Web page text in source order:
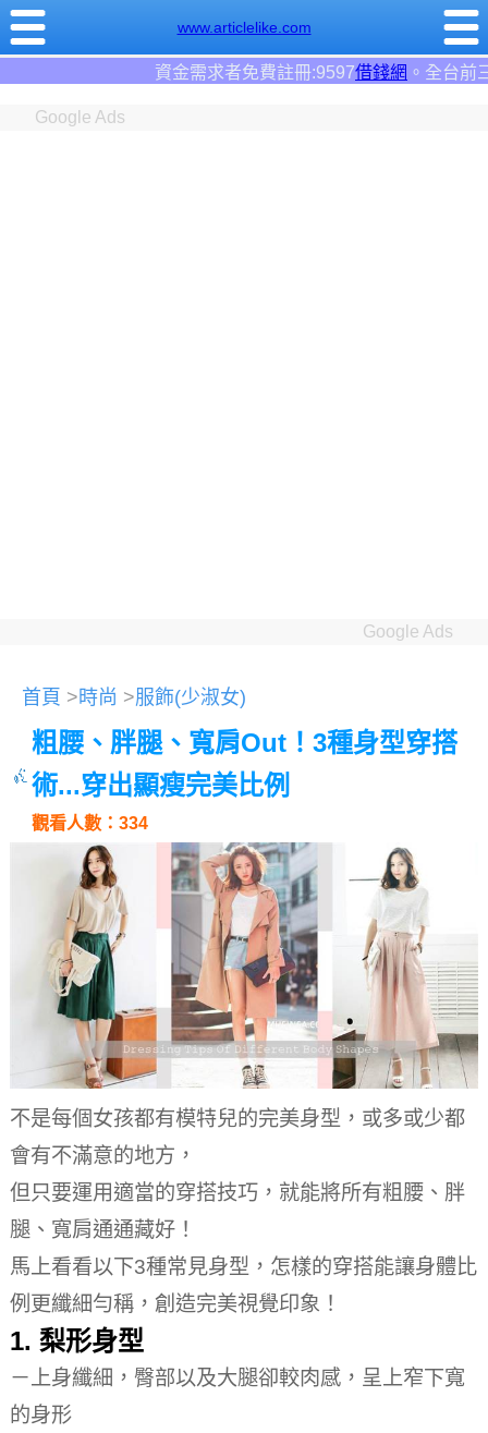
www.articlelike.com
借錢網。全台前三大借錢網站！
Google Ads
Google Ads
首頁 >時尚 >服飾(少淑女)
粗腰、胖腿、寬肩Out！3種身型穿搭
術...穿出顯瘦完美比例
觀看人數：334
不是每個女孩都有模特兒的完美身型，或多或少都
會有不滿意的地方，
但只要運用適當的穿搭技巧，就能將所有粗腰、胖
腿、寬肩通通藏好！
馬上看看以下3種常見身型，怎樣的穿搭能讓身體比
例更纖細勻稱，創造完美視覺印象！
1. 梨形身型
－上身纖細，臀部以及大腿卻較肉感，呈上窄下寬
的身形